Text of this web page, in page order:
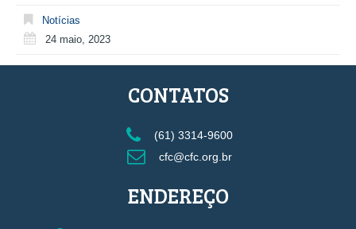
Notícias
24 maio, 2023
CONTATOS
(61) 3314-9600
cfc@cfc.org.br
ENDEREÇO